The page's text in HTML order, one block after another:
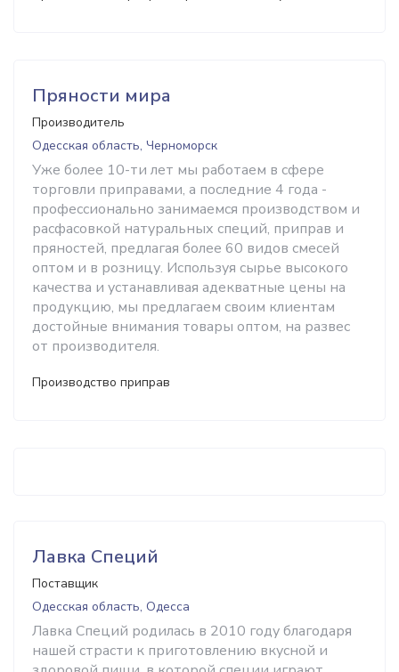
Пряности мира
Производитель
Одесская область, Черноморск
Уже более 10-ти лет мы работаем в сфере
торговли приправами, а последние 4 года -
профессионально занимаемся производством и
расфасовкой натуральных специй, приправ и
пряностей, предлагая более 60 видов смесей
оптом и в розницу. Используя сырье высокого
качества и устанавливая адекватные цены на
продукцию, мы предлагаем своим клиентам
достойные внимания товары оптом, на развес
от производителя.
Производство приправ
Лавка Специй
Поставщик
Одесская область, Одесса
Лавка Специй родилась в 2010 году благодаря
нашей страсти к приготовлению вкусной и